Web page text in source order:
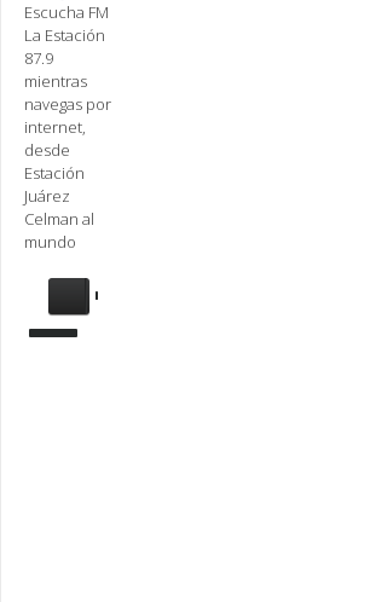
Escucha FM
La Estación
87.9
mientras
navegas por
internet,
desde
Estación
Juárez
Celman al
mundo